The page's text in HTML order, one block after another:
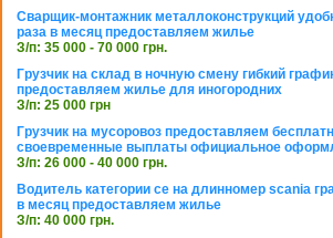
Сварщик-монтажник металлоконструкций
раза в месяц предоставляем жилье
З/п: 35 000 - 70 000 грн.
Грузчик на склад в ночную смену гибкий
предоставляем жилье для иногородних
З/п: 25 000 грн
Грузчик на мусоровоз предоставляем
своевременные выплаты официальное
З/п: 26 000 - 40 000 грн.
Водитель категории се на длинномер scania
в месяц предоставляем жилье
З/п: 40 000 грн.